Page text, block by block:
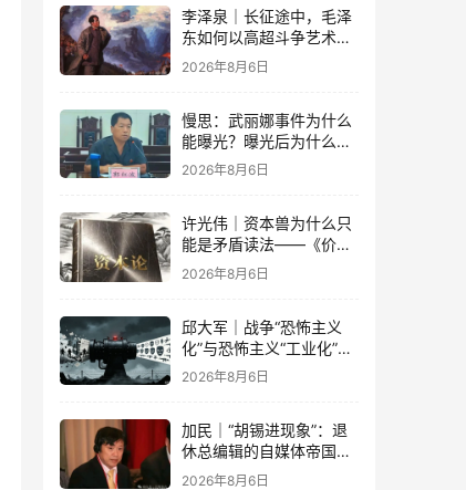
李泽泉｜长征途中，毛泽
东如何以高超斗争艺术开
展党内思想斗争？
2026年8月6日
慢思：武丽娜事件为什么
能曝光？曝光后为什么能
大规模被报道？
2026年8月6日
许光伟｜资本兽为什么只
能是矛盾读法——《价值
与危机：〈资本论〉体系
学探赜》解读之六
2026年8月6日
邱大军｜战争“恐怖主义
化”与恐怖主义“工业化”
——2026年混合冲突模式
2026年8月6日
加民｜“胡锡进现象”：退
休总编辑的自媒体帝国与
公私边界之问
2026年8月6日